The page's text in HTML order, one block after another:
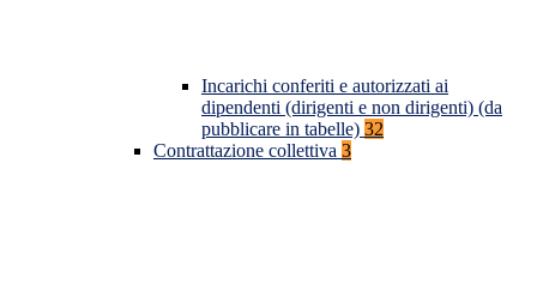
Incarichi conferiti e autorizzati ai
dipendenti (dirigenti e non dirigenti) (da
pubblicare in tabelle) 32
Contrattazione collettiva 3